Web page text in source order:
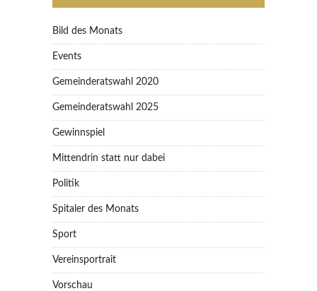
Bild des Monats
Events
Gemeinderatswahl 2020
Gemeinderatswahl 2025
Gewinnspiel
Mittendrin statt nur dabei
Politik
Spitaler des Monats
Sport
Vereinsportrait
Vorschau